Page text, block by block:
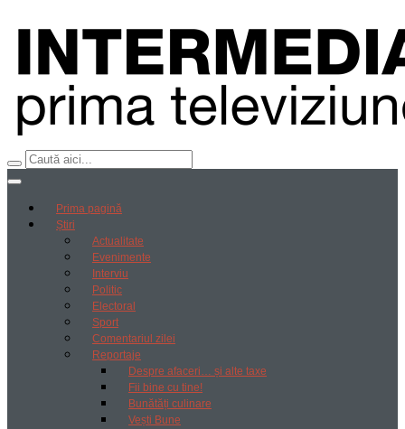
Prima pagină
Știri
Actualitate
Evenimente
Interviu
Politic
Electoral
Sport
Comentariul zilei
Reportaje
Despre afaceri… și alte taxe
Fii bine cu tine!
Bunătăți culinare
Vești Bune